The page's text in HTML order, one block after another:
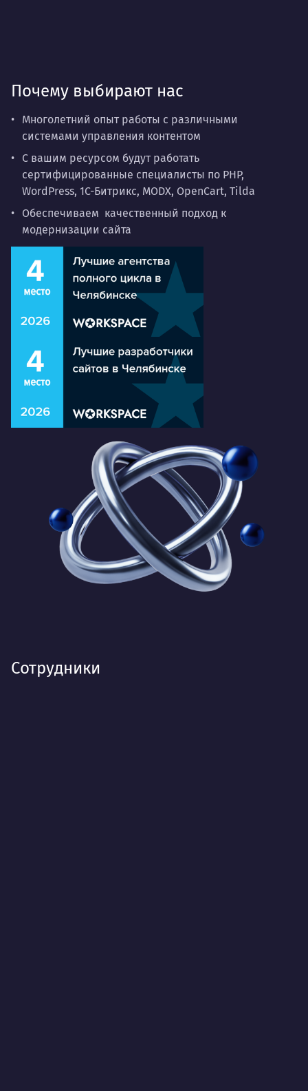
Почему выбирают нас
Многолетний опыт работы с различными
системами управления контентом
С вашим ресурсом будут работать
сертифицированные специалисты по PHP,
WordPress, 1С-Битрикс, MODX, OpenCart, Tilda
Обеспечиваем качественный подход к
модернизации сайта
Сотрудники